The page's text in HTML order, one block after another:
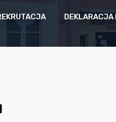
DEKLARACJA